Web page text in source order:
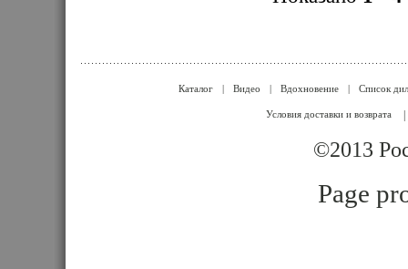
Каталог | Видео | Вдохновение | Список
Условия доставки и возврата
©2013
Page